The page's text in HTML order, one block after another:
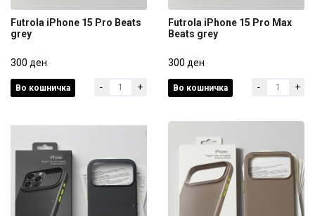
grey
300 ден
Futrola iPhone 15 Pro Beats
grey
300 ден
Во кошничка - +
Beats grey
300 ден
Futrola iPhone 15 Pro Max
Beats grey
300 ден
Во кошничка - +